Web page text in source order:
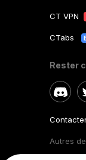
CT VPN
CTabs
Rester
Autres